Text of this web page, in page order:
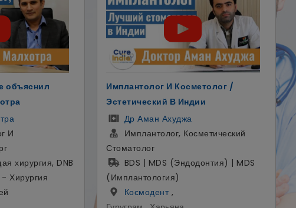
/
| MDS
Ведущий Хирург Позвоночника И
Хирург Ортопед
ДР Манодж Миглани
ортопедический хирург
MBBS, MS (ортопедия)
Фортис Мэмориал Рисарчь
Интитут,
Гургаон , Хариана